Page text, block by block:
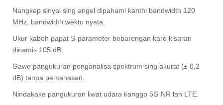
Nangkep sinyal sing angel dipahami kanthi bandwidth 120
MHz, bandwidth wektu nyata.
Ukur kabeh papat S-parameter bebarengan karo kisaran
dinamis 105 dB.
Gawe pangukuran penganalisa spektrum sing akurat (± 0,2
dB) tanpa pemanasan.
Nindakake pangukuran liwat udara kanggo 5G NR lan LTE.